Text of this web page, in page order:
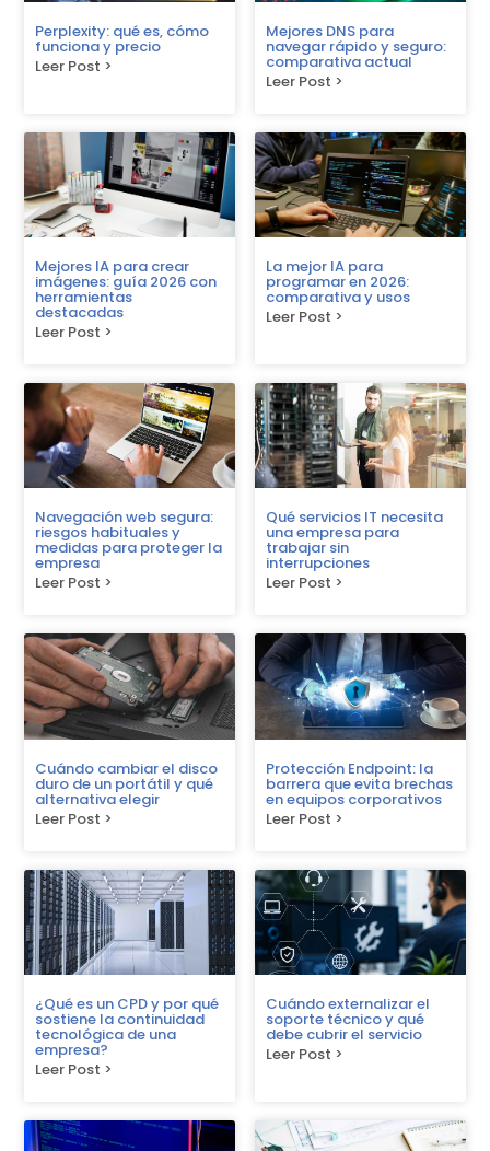
Perplexity: qué es, cómo
funciona y precio
Leer Post >
Mejores DNS para
navegar rápido y seguro:
comparativa actual
Leer Post >
Mejores IA para crear
imágenes: guía 2026 con
herramientas
destacadas
Leer Post >
La mejor IA para
programar en 2026:
comparativa y usos
Leer Post >
Navegación web segura:
riesgos habituales y
medidas para proteger la
empresa
Leer Post >
Qué servicios IT necesita
una empresa para
trabajar sin
interrupciones
Leer Post >
Cuándo cambiar el disco
duro de un portátil y qué
alternativa elegir
Leer Post >
Protección Endpoint: la
barrera que evita brechas
en equipos corporativos
Leer Post >
¿Qué es un CPD y por qué
sostiene la continuidad
tecnológica de una
empresa?
Leer Post >
Cuándo externalizar el
soporte técnico y qué
debe cubrir el servicio
Leer Post >